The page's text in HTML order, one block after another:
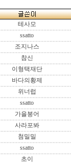
테사모
ssatto
조지나스
참신
이형택재단
바다의황제
위너럽
ssatto
가을붕어
사라포봐
첨밀밀
ssatto
초이